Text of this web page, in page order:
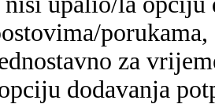
za
dodavanja